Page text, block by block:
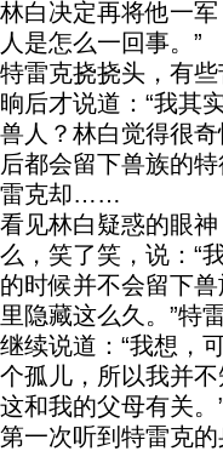
林白决定再将他一
人是怎么一回事。”
特雷克挠挠头，有
晌后才说道：“我其
兽人？林白觉得很
后都会留下兽族的
雷克却……
看见林白疑惑的眼
么，笑了笑，说：“
的时候并不会留下
里隐藏这么久。”特
继续说道：“我想，
个孤儿，所以我并
这和我的父母有关。
第一次听到特雷克